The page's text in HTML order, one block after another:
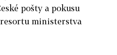
pošty a pokusu
ministerstva